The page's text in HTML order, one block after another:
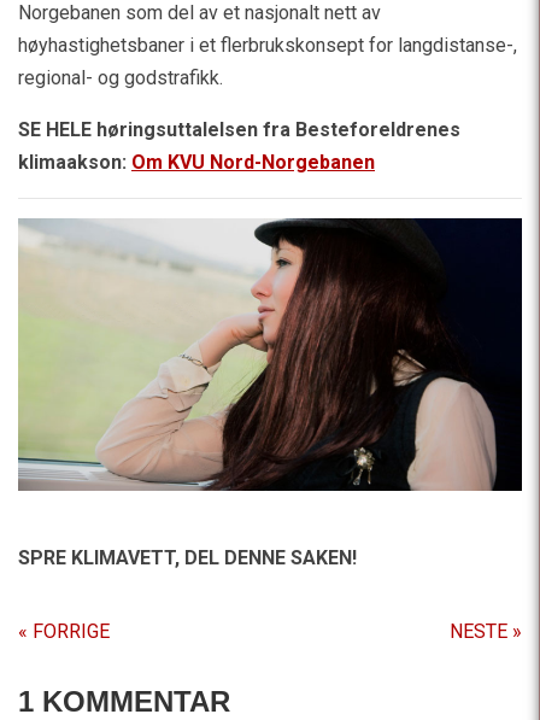
Norgebanen som del av et nasjonalt nett av
høyhastighetsbaner i et flerbrukskonsept for langdistanse-,
regional- og godstrafikk.
SE HELE høringsuttalelsen fra Besteforeldrenes
klimaakson: Om KVU Nord-Norgebanen
SPRE KLIMAVETT, DEL DENNE SAKEN!
« FORRIGE NESTE »
1 KOMMENTAR